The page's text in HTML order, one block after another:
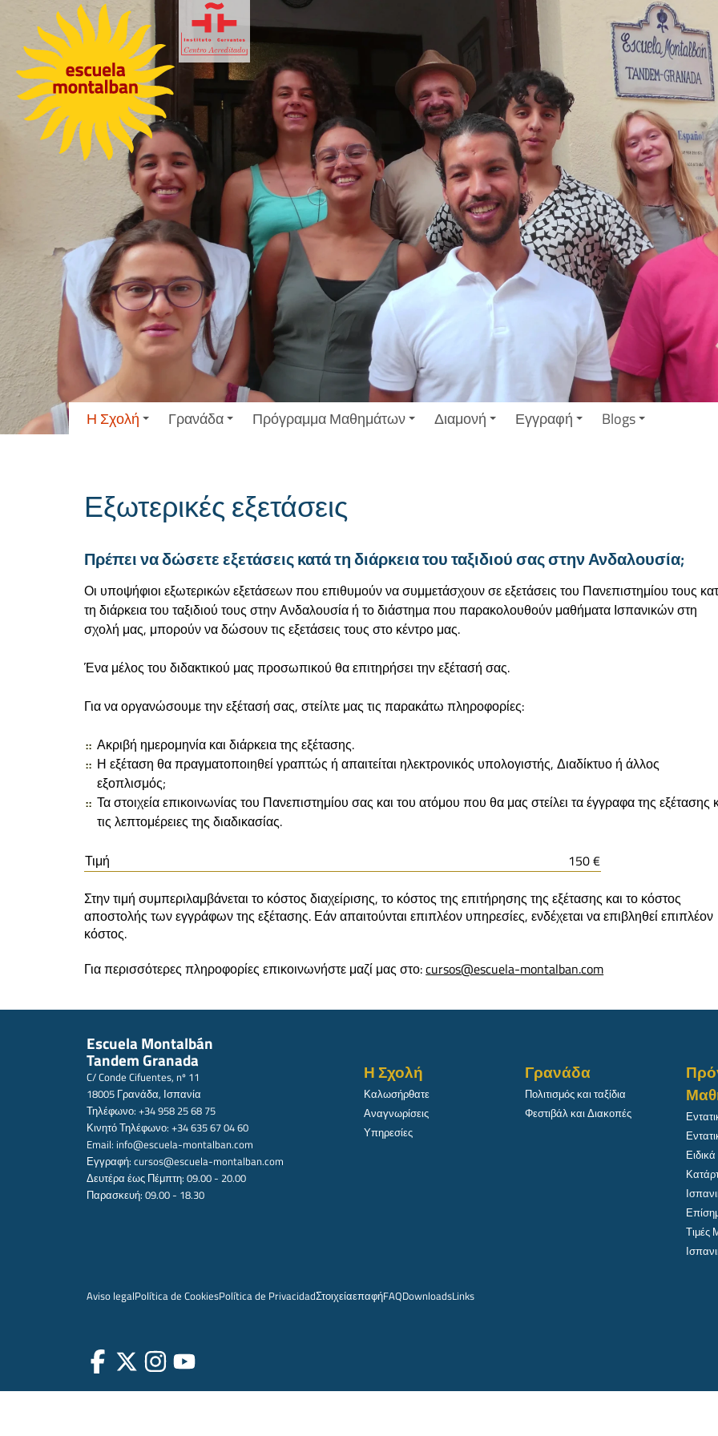
Η Σχολή Γρανάδα Πρόγραμμα Μαθημάτων Διαμονή Εγγραφή Blogs
Εξωτερικές εξετάσεις
Πρέπει να δώσετε εξετάσεις κατά τη διάρκεια του ταξιδιού σας στην Ανδαλουσία;
Οι υποψήφιοι εξωτερικών εξετάσεων που επιθυμούν να συμμετάσχουν σε εξετάσεις του Πανεπιστημίου τους
τη διάρκεια του ταξιδιού τους στην Ανδαλουσία ή το διάστημα που παρακολουθούν μαθήματα Ισπανικών στη
σχολή μας, μπορούν να δώσουν τις εξετάσεις τους στο κέντρο μας.
Ένα μέλος του διδακτικού μας προσωπικού θα επιτηρήσει την εξέτασή σας.
Για να οργανώσουμε την εξέτασή σας, στείλτε μας τις παρακάτω πληροφορίες:
Ακριβή ημερομηνία και διάρκεια της εξέτασης.
Η εξέταση θα πραγματοποιηθεί γραπτώς ή απαιτείται ηλεκτρονικός υπολογιστής, Διαδίκτυο ή άλλος
εξοπλισμός;
Τα στοιχεία επικοινωνίας του Πανεπιστημίου σας και του ατόμου που θα μας στείλει τα έγγραφα της εξέτασης
τις λεπτομέρειες της διαδικασίας.
Τιμή
150 €
Στην τιμή συμπεριλαμβάνεται το κόστος διαχείρισης, το κόστος της επιτήρησης της εξέτασης και το κόστος
αποστολής των εγγράφων της εξέτασης. Εάν απαιτούνται επιπλέον υπηρεσίες, ενδέχεται να επιβληθεί επιπλέον
κόστος.
Για περισσότερες πληροφορίες επικοινωνήστε μαζί μας στο:cursos@escuela-montalban.com
Escuela Montalbán
Tandem Granada
C/ Conde Cifuentes, nº 11
18005 Γρανάδα, Ισπανία
Τηλέφωνο: +34 958 25 68 75
Κινητό Τηλέφωνο: +34 635 67 04 60
Email: info@escuela-montalban.com
Εγγραφή: cursos@escuela-montalban.com
Δευτέρα έως Πέμπτη: 09.00 - 20.00
Παρασκευή: 09.00 - 18.30
Η Σχολή
Καλωσήρθατε
Αναγνωρίσεις
Υπηρεσίες
Γρανάδα
Πολιτισμός και ταξίδια
Φεστιβάλ και Διακοπές
Τιμές
Aviso legalPolítica de CookiesPolítica de PrivacidadΣτοιχείαεπαφήFAQDownloadsLinks